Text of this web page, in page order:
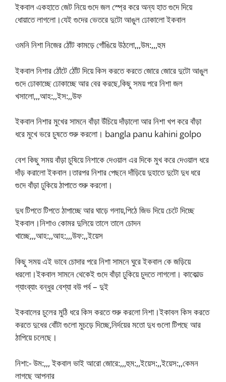
ইকবাল একহাতে জেট নিয়ে গুদে জল স্প্রে করে অন্য হাত গুদে দিয়ে
ধোয়াতে লাগলো।যেই গুদের ভেতরে দুটো আঙুল ঢোকালো ইকবাল
ওমনি নিশা নিজের ঠোঁট কামড়ে গোঁঙিয়ে উঠলো,,,উম:,,,হুম
ইকবাল নিশার ঠোঁটে ঠোঁট দিয়ে কিস করতে করতে জোরে জোরে দুটো আঙুল
গুদে ঢোকাচ্ছে ঢোকাচ্ছে আর বের করছে,কিছু সময় পরে নিশা জল
খসালো,,,আহ:,,ইস:,,উফ
ইকবাল নিশার মুখের সামনে বাঁড়া উঁচিয়ে দাঁড়ালো আর নিশা খপ করে বাঁড়া
ধরে মুখে ভরে চুষতে শুরু করলো। bangla panu kahini golpo
বেশ কিছু সময় বাঁড়া চুষিয়ে নিশাকে দেওয়াল এর দিকে মুখ করে দেওয়াল ধরে
দাঁড় করালো ইকবাল।তারপর নিশার পেছনে দাঁড়িয়ে দুহাতে দুটো দুধ ধরে
গুদে বাঁড়া ঢুকিয়ে ঠাপাতে শুরু করলো।
দুধ টিপতে টিপতে ঠাপাচ্ছে আর ঘাড়ে গলায়,পিঠে জিভ দিয়ে চেটে দিচ্ছে
ইকবাল।নিশাও কোমর দুলিয়ে তালে তালে চোদন
খাচ্ছে,,,আহ:,,আহ:,,,উফ:,,ইয়েস
কিছু সময় এই ভাবে চোদার পরে নিশা সামনে ঘুরে ইকবাল কে জড়িয়ে
ধরলো।ইকবাল সামনে থেকেই গুদে বাঁড়া ঢুকিয়ে চুদতে লাগলো। কাকোল্ড
গ্যাংব্যাং বন্ধুর বেশ্যা বউ পর্ব – দুই
ইকবালের চুলের মুঠি ধরে কিস করতে শুরু করলো নিশা।ইকাবল কিস করতে
করতে দুধের বোঁটা গুলো মুচড়ে দিচ্ছে,নির্দয়ের মতো দুধ গুলো টিপছে আর
ঠাপিয়ে চলেছে।
নিশা:- উম:,,, ইকবাল ভাই আরো জোরে:,,,হুম:,,ইয়েস:,,ইয়েস:,,কেমন
লাগছে আপনার